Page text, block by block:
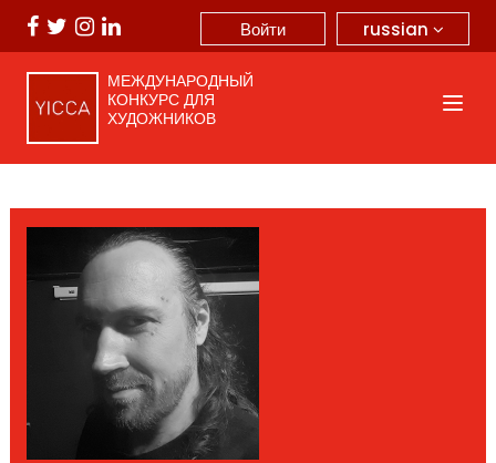
russian
Войти
МЕЖДУНАРОДНЫЙ
КОНКУРС ДЛЯ
ХУДОЖНИКОВ